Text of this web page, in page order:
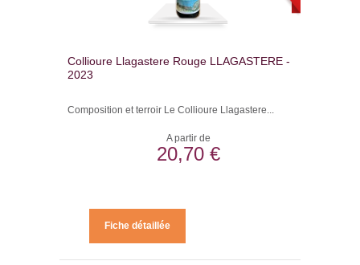
Collioure Llagastere Rouge LLAGASTERE -
2023
Composition et terroir Le Collioure Llagastere...
A partir de
20,70 €
Fiche détaillée